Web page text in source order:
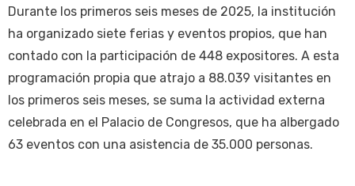
Durante los primeros seis meses de 2025, la institución
ha organizado siete ferias y eventos propios, que han
contado con la participación de 448 expositores. A esta
programación propia que atrajo a 88.039 visitantes en
los primeros seis meses, se suma la actividad externa
celebrada en el Palacio de Congresos, que ha albergado
63 eventos con una asistencia de 35.000 personas.